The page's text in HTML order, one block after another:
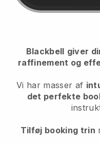
Blackbell giver
raffinement og
Vi har masser af
det perfekte
Tilføj booking trin